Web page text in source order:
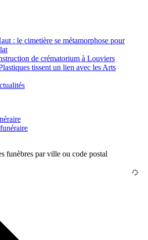
: le cimetière se métamorphose pour
de crématorium à Louviers
tissent un lien avec les Arts
funèbres par ville ou code postal